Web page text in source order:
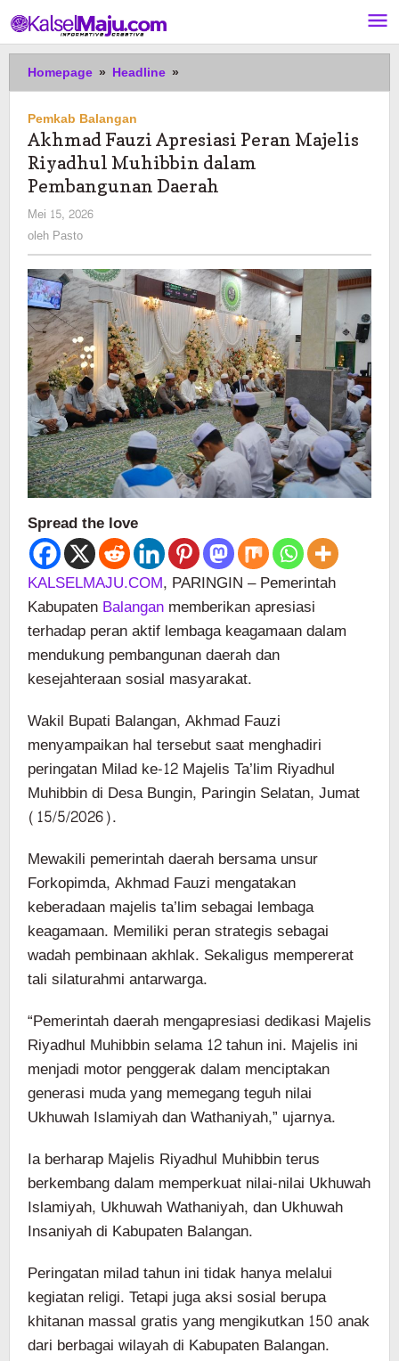
ke
konten
Homepage » Headline »
Fauzi
Peran
Majelis
Riyadhul
Muhibbin
Pemkab Balangan
Akhmad Fauzi Apresiasi Peran Majelis
Riyadhul Muhibbin dalam
Pembangunan Daerah
Mei 15, 2026
oleh Pasto
Spread the love
KALSELMAJU.COM, PARINGIN – Pemerintah
KabupatenBalanganmemberikan apresiasi
terhadap peran aktif lembaga keagamaan dalam
mendukung pembangunan daerah dan
kesejahteraan sosial masyarakat.
Wakil Bupati Balangan, Akhmad Fauzi
menyampaikan hal tersebut saat menghadiri
peringatan Milad ke-12 Majelis Ta’lim Riyadhul
Muhibbin di Desa Bungin, Paringin Selatan, Jumat
(15/5/2026).
Mewakili pemerintah daerah bersama unsur
Forkopimda, Akhmad Fauzi mengatakan
keberadaan majelis ta’lim sebagai lembaga
keagamaan. Memiliki peran strategis sebagai
wadah pembinaan akhlak. Sekaligus mempererat
tali silaturahmi antarwarga.
“Pemerintah daerah mengapresiasi dedikasi Majelis
Riyadhul Muhibbin selama 12 tahun ini. Majelis ini
menjadi motor penggerak dalam menciptakan
generasi muda yang memegang teguh nilai
Ukhuwah Islamiyah dan Wathaniyah,” ujarnya.
Ia berharap Majelis Riyadhul Muhibbin terus
berkembang dalam memperkuat nilai-nilai Ukhuwah
Islamiyah, Ukhuwah Wathaniyah, dan Ukhuwah
Insaniyah di Kabupaten Balangan.
Peringatan milad tahun ini tidak hanya melalui
kegiatan religi. Tetapi juga aksi sosial berupa
khitanan massal gratis yang mengikutkan 150 anak
dari berbagai wilayah di Kabupaten Balangan.